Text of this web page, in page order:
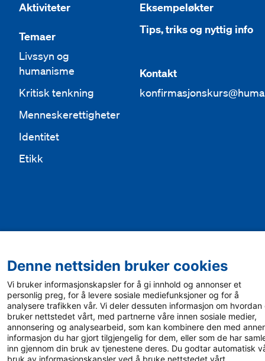
Aktiviteter
Temaer
Livssyn og
humanisme
Kritisk tenkning
Menneskerettigheter
Identitet
Etikk
Eksempeløkter
Tips, triks og nyttig info
Kontakt
Denne nettsiden bruker cookies
Vi bruker informasjonskapsler for å gi innhold og annonser et
personlig preg, for å levere sosiale mediefunksjoner og for å
analysere trafikken vår. Vi deler dessuten informasjon om hvordan
bruker nettstedet vårt, med partnerne våre innen sosiale medier,
annonsering og analysearbeid, som kan kombinere den med
informasjon du har gjort tilgjengelig for dem, eller som de har
inn gjennom din bruk av tjenestene deres. Du godtar automatisk
bruk av informasjonskapsler ved å bruke nettstedet vårt.